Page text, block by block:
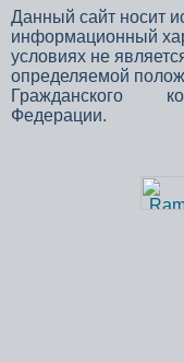
Данный сайт носит
информационный
условиях не
определяемой
Гражданского
Федерации.